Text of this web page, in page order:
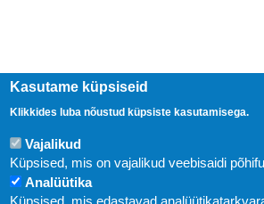
Kasutame küpsiseid
Klikkides luba nõustud küpsiste kasutamisega.
Vajalikud
Küpsised, mis on vajalikud veebisaidi
Analüütika
Küpsised, mis edastavad